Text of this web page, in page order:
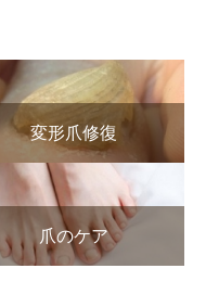
変形爪修復
爪のケア